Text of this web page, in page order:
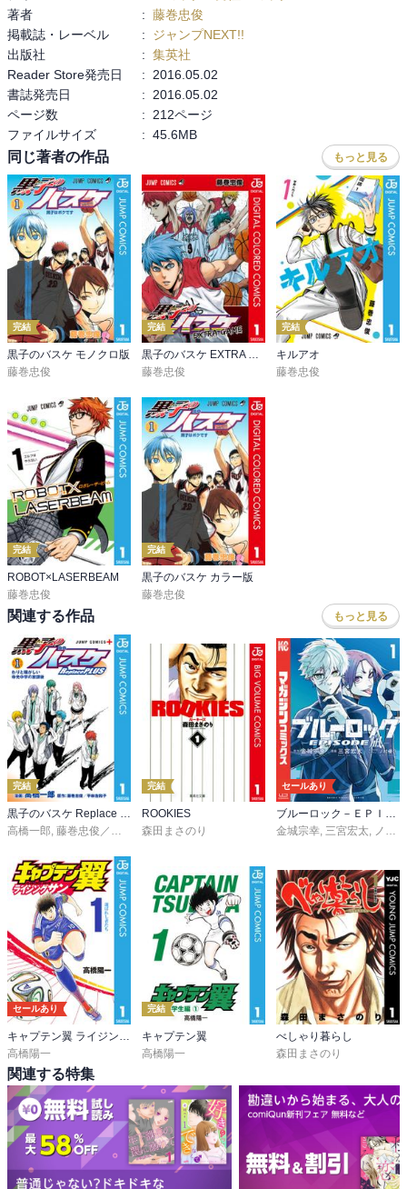
著者
: 藤巻忠俊
掲載誌・レーベル
:
ジャンプNEXT!!
出版社
: 集英社
Reader Store発売日
:
2016.05.02
書誌発売日
:
2016.05.02
ページ数
:
212ページ
ファイルサイズ
: 45.6MB
同じ著者の作品 もっと見る
完結
黒子のバスケ モノクロ版
藤巻忠俊
完結
黒子のバスケ EXTRA GAME カラー版
藤巻忠俊
完結
キルアオ
藤巻忠俊
完結
ROBOT×LASERBEAM
藤巻忠俊
完結
黒子のバスケ カラー版
藤巻忠俊
関連する作品 もっと見る
完結
黒子のバスケ Replace PLUS
高橋一郎, 藤巻忠俊／平林佐和子
完結
ROOKIES
森田まさのり
セールあり
ブルーロック－ＥＰＩＳＯＤＥ 凪－
金城宗幸, 三宮宏太, ノ村優介
セールあり
高橋陽一
完結
キャプテン翼
高橋陽一
べしゃり暮らし
森田まさのり
関連する特集